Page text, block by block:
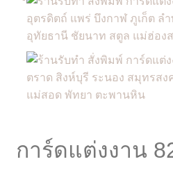
การ์ดแต่งงาน